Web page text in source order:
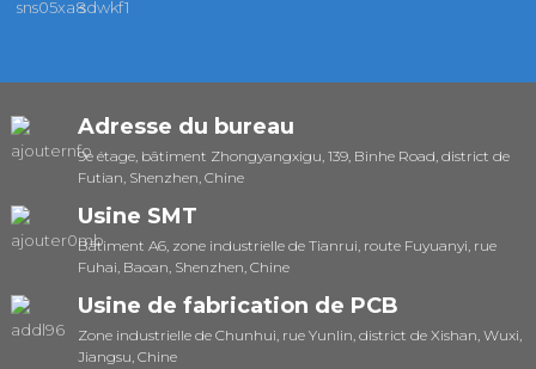
Adresse du bureau
9e étage, bâtiment Zhongyangxigu, 139, Binhe Road, district de
Futian, Shenzhen, Chine
Usine SMT
Bâtiment A6, zone industrielle de Tianrui, route Fuyuanyi, rue
Fuhai, Baoan, Shenzhen, Chine
Usine de fabrication de PCB
Zone industrielle de Chunhui, rue Yunlin, district de Xishan, Wuxi,
Jiangsu, Chine